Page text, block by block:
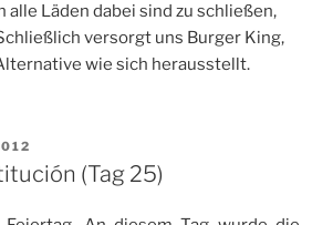
alle Läden dabei sind zu schließen,
versorgt uns Burger King,
wie sich herausstellt.
(Tag 25)